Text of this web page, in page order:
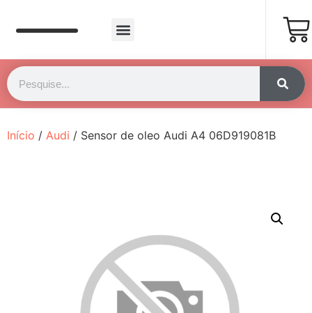
Início / Audi / Sensor de oleo Audi A4 06D919081B